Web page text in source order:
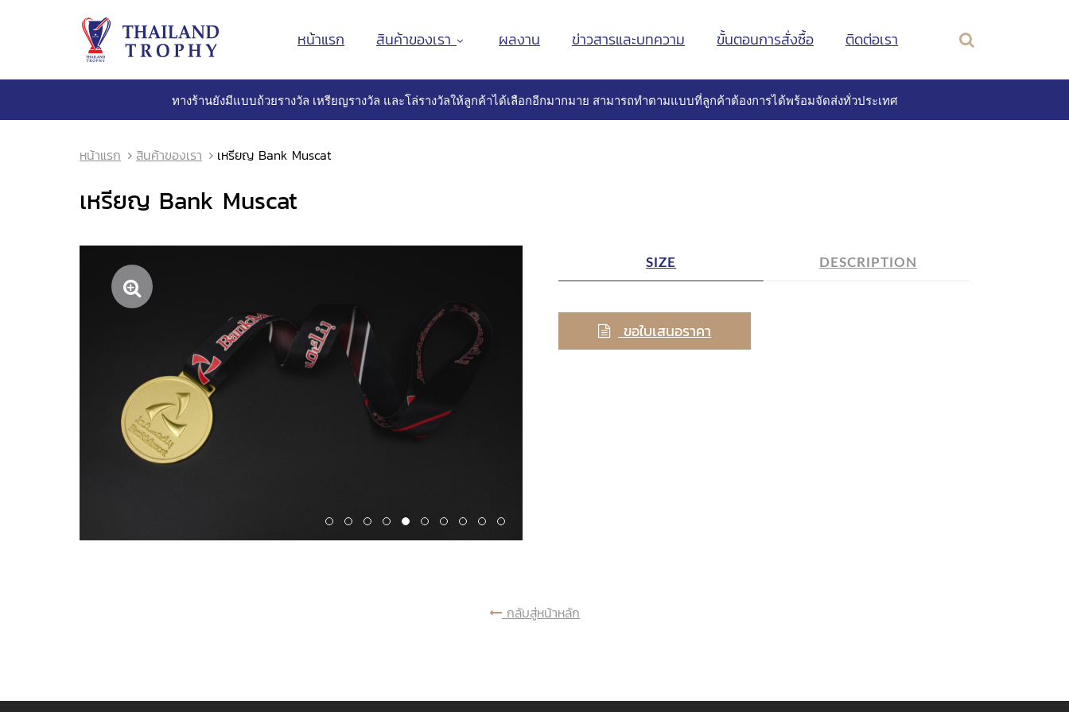
หน้าแรก สินค้าของเรา ผลงาน ข่าวสารและบทความ ขั้นตอนการสั่งซื้อ ติดต่อเรา
ทางร้านยังมีแบบถ้วยรางวัล เหรียญรางวัล และโล่รางวัลให้ลูกค้าได้เลือกอีกมากมาย สามารถทำตามแบบที่ลูกค้าต้องการได้พร้อมจัดส่งทั่วประเทศ
หน้าแรก สินค้าของเรา เหรียญ Bank Muscat
เหรียญ Bank Muscat
SIZE DESCRIPTION
ขอใบเสนอราคา
กลับสู่หน้าหลัก